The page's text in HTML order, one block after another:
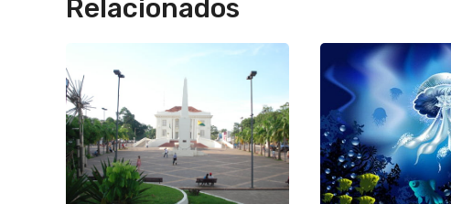
Relacionados